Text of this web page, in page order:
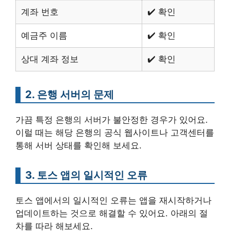
계좌 번호 ✔️ 확인
예금주 이름 ✔️ 확인
상대 계좌 정보 ✔️ 확인
2. 은행 서버의 문제
가끔 특정 은행의 서버가 불안정한 경우가 있어요.
이럴 때는 해당 은행의 공식 웹사이트나 고객센터를
통해 서버 상태를 확인해 보세요.
3. 토스 앱의 일시적인 오류
토스 앱에서의 일시적인 오류는 앱을 재시작하거나
업데이트하는 것으로 해결할 수 있어요. 아래의 절
차를 따라 해보세요.